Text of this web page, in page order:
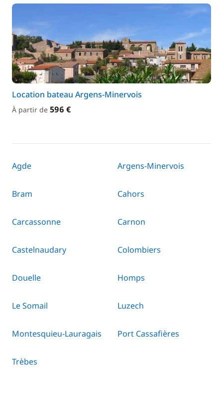
Location bateau Argens-Minervois
À partir de 596 €
Agde Argens-Minervois
Bram Cahors
Carcassonne Carnon
Castelnaudary Colombiers
Douelle Homps
Le Somail Luzech
Montesquieu-Lauragais Port Cassafières
Trèbes